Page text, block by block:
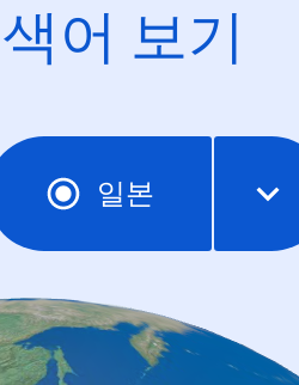
어 보기
일본